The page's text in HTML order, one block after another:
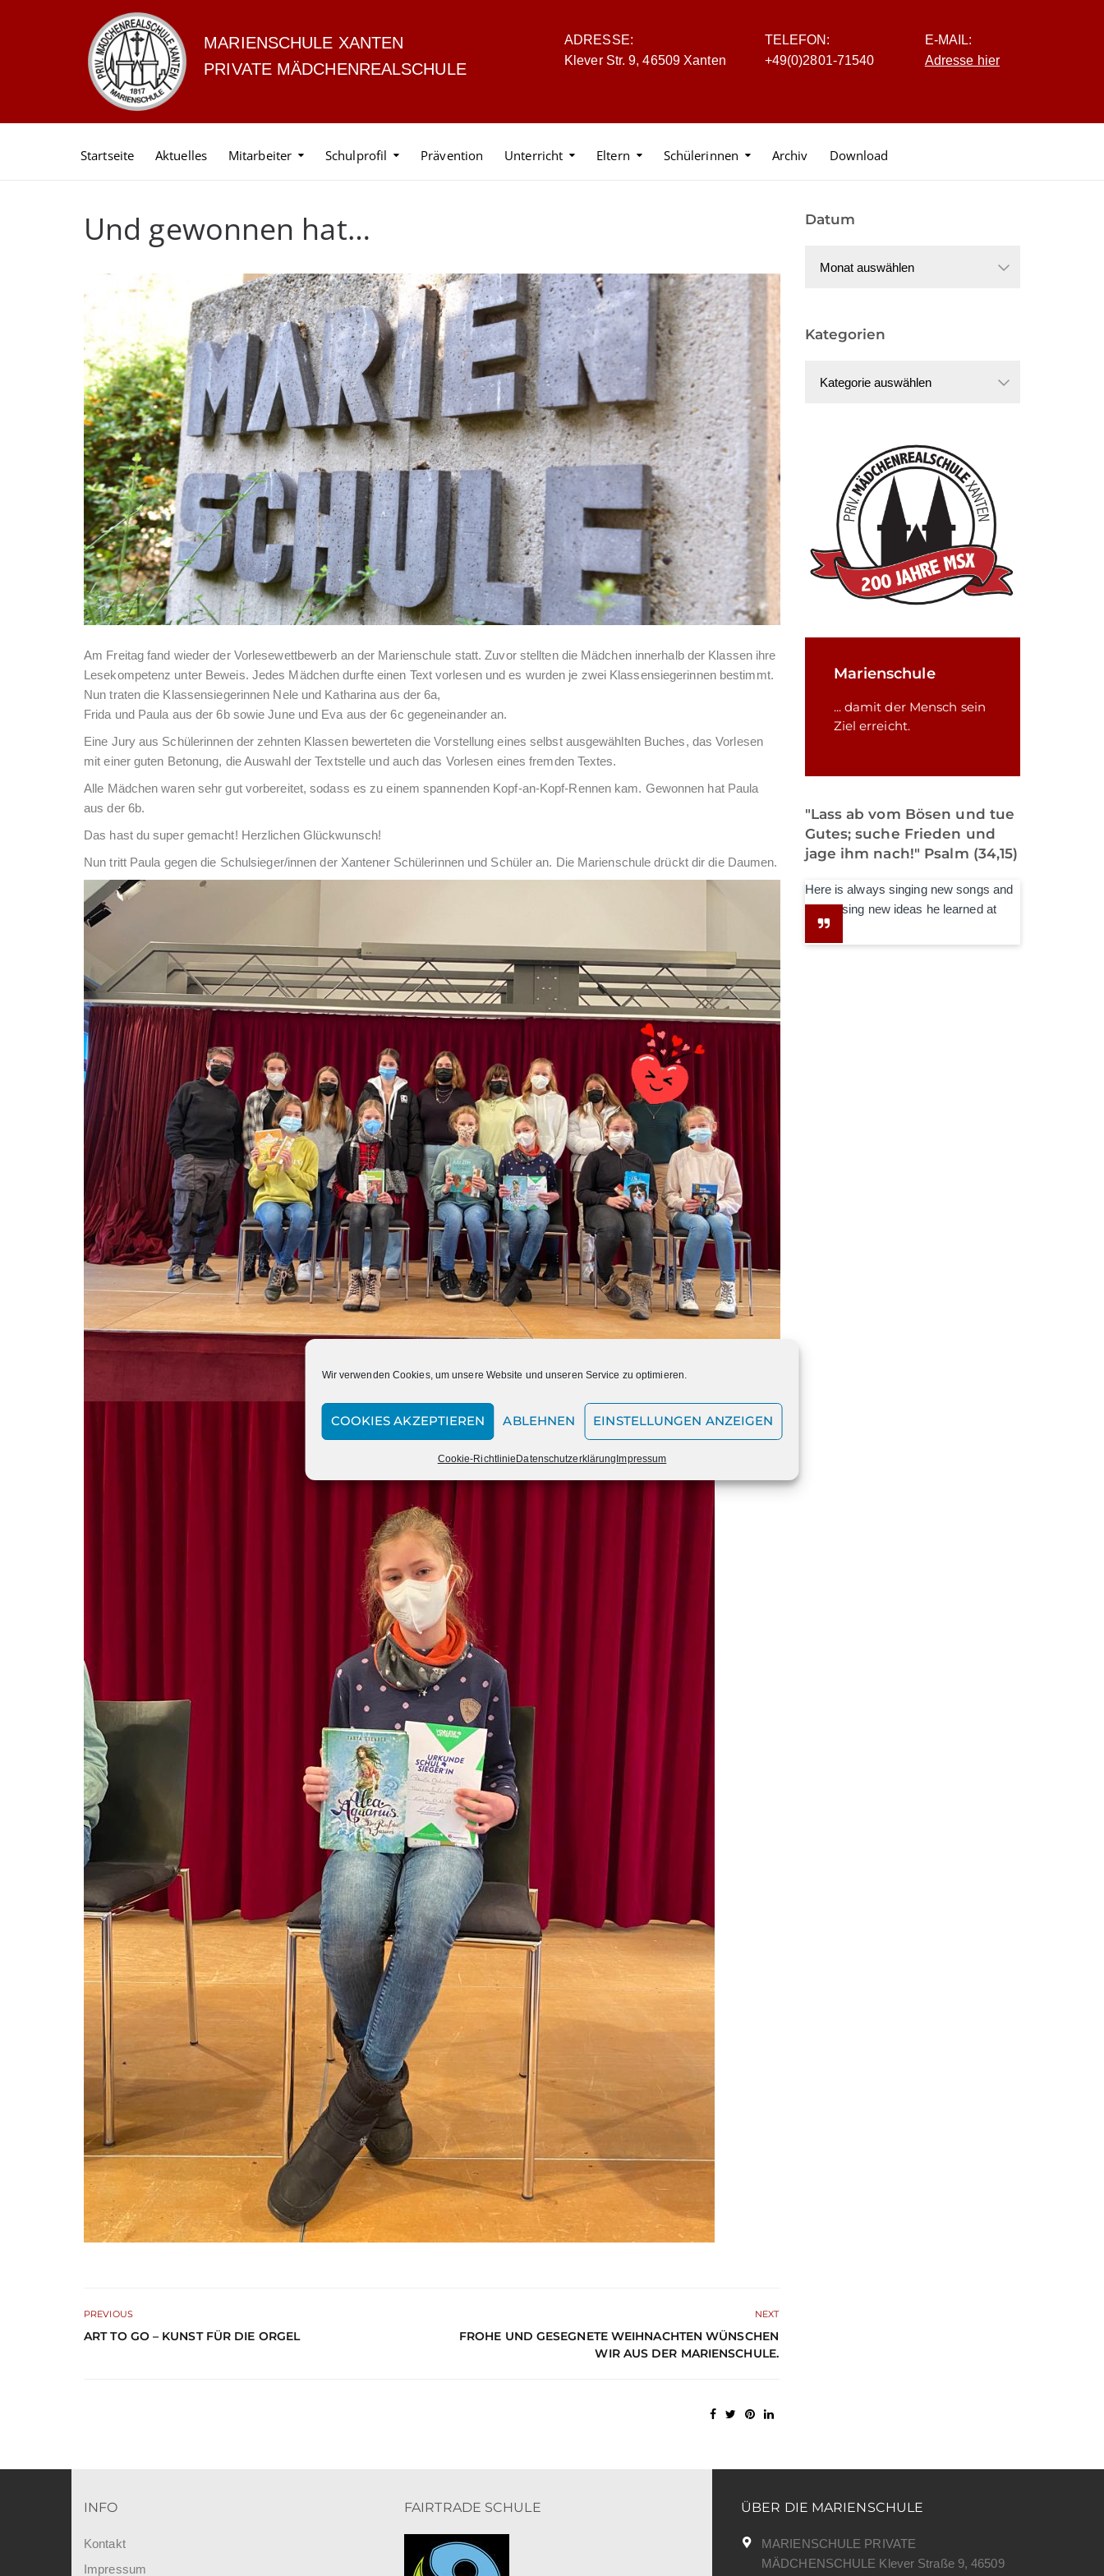
Wir verwenden Cookies, um unsere Website und unseren Service zu optimieren.
COOKIES AKZEPTIEREN ABLEHNEN EINSTELLUNGEN ANZEIGEN
Cookie-RichtlinieDatenschutzerklärungImpressum
MARIENSCHULE XANTEN
PRIVATE MÄDCHENREALSCHULE
ADRESSE:
Klever Str. 9, 46509 Xanten
TELEFON:
+49(0)2801-71540
E-MAIL:
Adresse hier
Startseite Aktuelles Mitarbeiter Schulprofil Prävention Unterricht Eltern Schülerinnen Archiv Download
Und gewonnen hat…
Am Freitag fand wieder der Vorlesewettbewerb an der Marienschule statt. Zuvor stellten die Mädchen innerhalb der Klassen ihre
Lesekompetenz unter Beweis. Jedes Mädchen durfte einen Text vorlesen und es wurden je zwei Klassensiegerinnen bestimmt.
Nun traten die Klassensiegerinnen Nele und Katharina aus der 6a,
Frida und Paula aus der 6b sowie June und Eva aus der 6c gegeneinander an.
Eine Jury aus Schülerinnen der zehnten Klassen bewerteten die Vorstellung eines selbst ausgewählten Buches, das Vorlesen
mit einer guten Betonung, die Auswahl der Textstelle und auch das Vorlesen eines fremden Textes.
Alle Mädchen waren sehr gut vorbereitet, sodass es zu einem spannenden Kopf-an-Kopf-Rennen kam. Gewonnen hat Paula
aus der 6b.
Das hast du super gemacht! Herzlichen Glückwunsch!
Nun tritt Paula gegen die Schulsieger/innen der Xantener Schülerinnen und Schüler an. Die Marienschule drückt dir die Daumen.
PREVIOUS
ART TO GO – KUNST FÜR DIE ORGEL
NEXT
FROHE UND GESEGNETE WEIHNACHTEN WÜNSCHEN
WIR AUS DER MARIENSCHULE.
Datum
Kategorien
Marienschule
... damit der Mensch sein
Ziel erreicht.
"Lass ab vom Bösen und tue
Gutes; suche Frieden und
jage ihm nach!" Psalm (34,15)
Here is always singing new songs and
expressing new ideas he learned at
school.
INFO
Kontakt
Impressum
FAIRTRADE SCHULE ÜBER DIE MARIENSCHULE
MARIENSCHULE PRIVATE
MÄDCHENSCHULE Klever Straße 9, 46509